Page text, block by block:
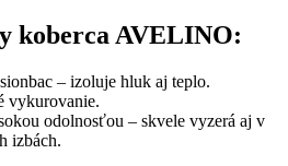
koberca AVELINO:
– izoluje hluk aj teplo.
vykurovanie.
odolnosťou – skvele vyzerá aj v
izbách.